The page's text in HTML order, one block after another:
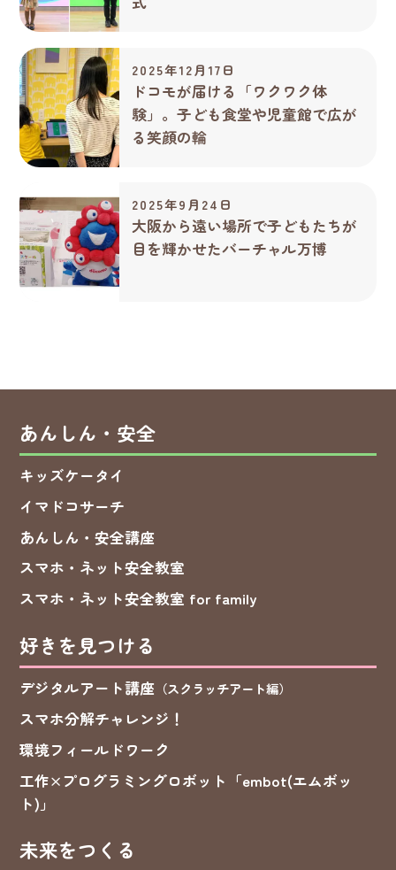
2025年12月17日
ドコモが届ける「ワクワク体
験」。子ども食堂や児童館で広が
る笑顔の輪
2025年9月24日
大阪から遠い場所で子どもたちが
目を輝かせたバーチャル万博
あんしん・安全
キッズケータイ
イマドコサーチ
あんしん・安全講座
スマホ・ネット安全教室
スマホ・ネット安全教室 for family
好きを見つける
デジタルアート講座 （スクラッチアート編）
スマホ分解チャレンジ！
環境フィールドワーク
工作×プログラミングロボット「embot(エムボッ
ト)」
未来をつくる